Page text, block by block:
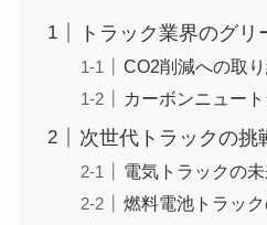
トラック業界のグリ
CO2削減への取
カーボンニュー
次世代トラックの挑
電気トラックの
燃料電池トラッ